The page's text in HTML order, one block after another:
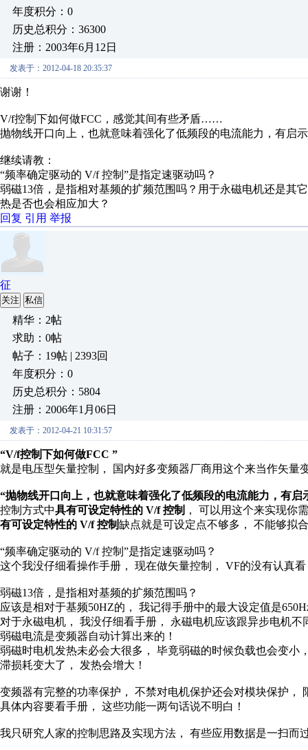
年度积分：0
历史总积分：36300
注册：2003年6月12日
发表于：2012-04-18 20:35:37
谢谢！
V/f控制下如何做FCC，感觉其间有些矛盾……
抛物线开口向上，也就意味着强化了低频段的电流能力，有启
继续请教：
“频率确定驱动的 V/f 控制”是指定速驱动吗？
弱磁13倍，是指相对基频的扩频范围吗？用于永磁电机还是其
热是否也会相应加大？
回复 引用 举报
征
关注 私信
精华：2帖
求助：0帖
帖子：19帖 | 2393回
年度积分：0
历史总积分：5804
注册：2006年1月06日
发表于：2012-04-21 10:31:57
“V/f控制下如何做FCC ”
就是电压型矢量控制， 国内好多变频器厂商用这个来当作矢量
“抛物线开口向上，也就意味着强化了低频段的电流能力，有启
控制方式中具有可设定特性的 V/f 控制 ， 可以用这个来实现你
有可设定特性的 V/f 控制缺点就是可设定点不够多， 不能够拟
“频率确定驱动的 V/f 控制”是指定速驱动吗？
这个我没仔细看操作手册， 现在做矢量控制， VF的没有认真
弱磁13倍，是指相对基频的扩频范围吗？
应该是相对于基频50HZ的， 我记得手册中的最大设定值是
对于永磁电机， 我没仔细看手册， 永磁电机应该跟异步电机不
弱磁电流是变频器自动计算出来的！
弱磁时电机发热未必会大很多， 毕竟弱磁的时候负载也会变
滞损耗变大了， 发热会增大！
变频器有完整的功率保护， 不禁对电机保护还会对模块保护，
具体内容要看手册， 这些功能一两句话说不明白！
我只研究人家的控制思路及实现方法， 有些应用数据是一扫而